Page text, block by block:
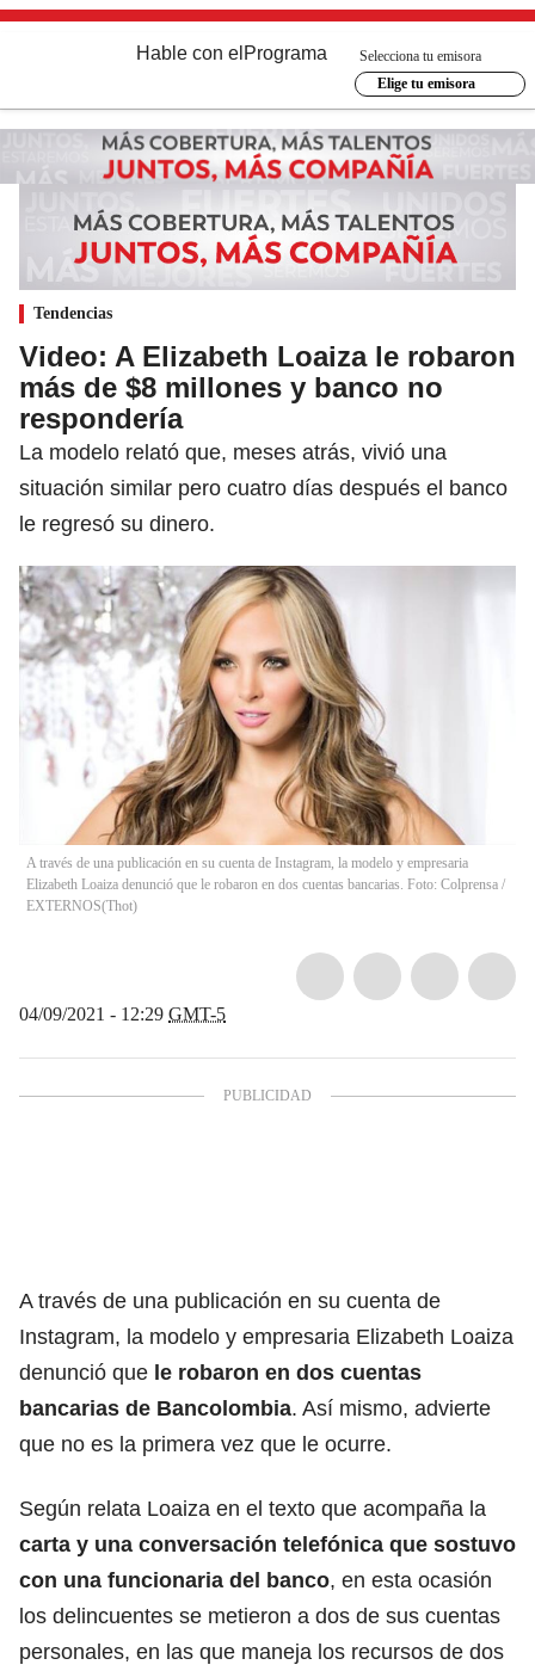
Hable con el Programa
Selecciona tu emisora
Elige tu emisora
Tendencias
Video: A Elizabeth Loaiza le robaron
más de $8 millones y banco no
respondería
La modelo relató que, meses atrás, vivió una
situación similar pero cuatro días después el banco
le regresó su dinero.
A través de una publicación en su cuenta de Instagram, la modelo y empresaria
Elizabeth Loaiza denunció que le robaron en dos cuentas bancarias. Foto: Colprensa /
EXTERNOS(Thot)
04/09/2021 - 12:29 GMT-5
A través de una publicación en su cuenta de
Instagram, la modelo y empresaria Elizabeth Loaiza
denunció que le robaron en dos cuentas
bancarias de Bancolombia. Así mismo, advierte
que no es la primera vez que le ocurre.
Según relata Loaiza en el texto que acompaña la
carta y una conversación telefónica que sostuvo
con una funcionaria del banco, en esta ocasión
los delincuentes se metieron a dos de sus cuentas
personales, en las que maneja los recursos de dos